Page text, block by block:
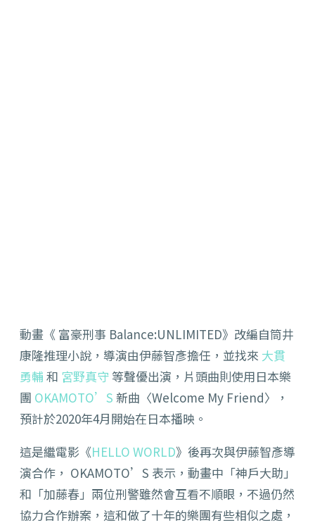
動畫《 富豪刑事 Balance:UNLIMITED》改編自筒井
康隆推理小說，導演由伊藤智彥擔任，並找來 大貫
勇輔 和 宮野真守 等聲優出演，片頭曲則使用日本樂
團 OKAMOTO’S 新曲〈Welcome My Friend〉，
預計於2020年4月開始在日本播映。
這是繼電影《HELLO WORLD》後再次與伊藤智彥導
演合作， OKAMOTO’S 表示，動畫中「神戶大助」
和「加藤春」兩位刑警雖然會互看不順眼，不過仍然
協力合作辦案，這和做了十年的樂團有些相似之處，